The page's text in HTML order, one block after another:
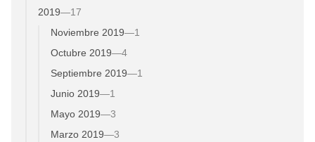
2019—17
Noviembre 2019—1
Octubre 2019—4
Septiembre 2019—1
Junio 2019—1
Mayo 2019—3
Marzo 2019—3